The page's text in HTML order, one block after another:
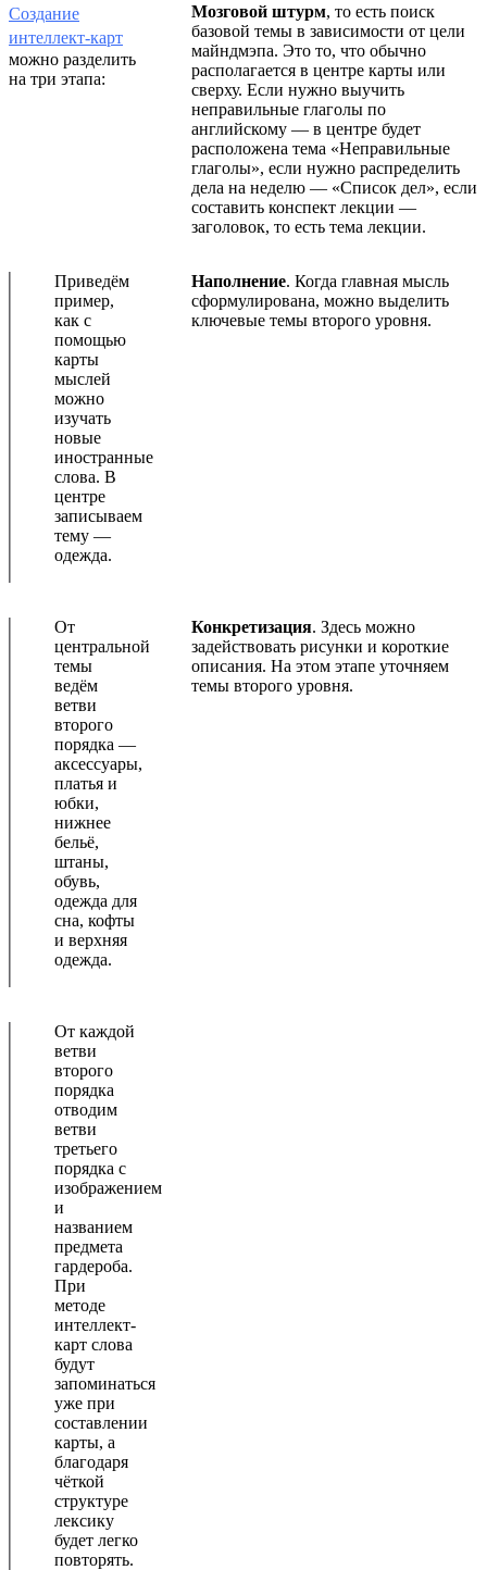
Создание
интеллект-карт
можно разделить
на три этапа:
Мозговой штурм, то есть поиск
базовой темы в зависимости от цели
майндмэпа. Это то, что обычно
располагается в центре карты или
сверху. Если нужно выучить
неправильные глаголы по
английскому — в центре будет
расположена тема «Неправильные
глаголы», если нужно распределить
дела на неделю — «Список дел», если
составить конспект лекции —
заголовок, то есть тема лекции.
Приведём
пример,
как с
помощью
карты
мыслей
можно
изучать
новые
иностранные
слова. В
центре
записываем
тему —
одежда.
Наполнение. Когда главная мысль
сформулирована, можно выделить
ключевые темы второго уровня.
От
центральной
темы
ведём
ветви
второго
порядка —
аксессуары,
платья и
юбки,
нижнее
бельё,
штаны,
обувь,
одежда для
сна, кофты
и верхняя
одежда.
Конкретизация. Здесь можно
задействовать рисунки и короткие
описания. На этом этапе уточняем
темы второго уровня.
От каждой
ветви
второго
порядка
отводим
ветви
третьего
порядка с
изображением
и
названием
предмета
гардероба.
При
методе
интеллект-
карт слова
будут
запоминаться
уже при
составлении
карты, а
благодаря
чёткой
структуре
лексику
будет легко
повторять.